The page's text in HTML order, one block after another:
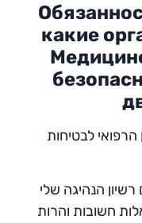
какие
הרפואי לבטיחות
הנהיגה שלי
חשובות והרות